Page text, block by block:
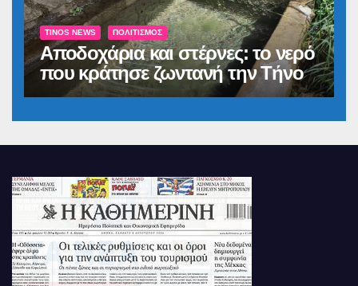
TINOS NEWS ΠΟΛΙΤΙΣΜΌΣ
Αποδοχάρια και στέρνες: το νερό
που κράτησε ζωντανή την Τήνο